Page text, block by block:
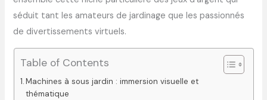
séduit tant les amateurs de jardinage que les passionnés
de divertissements virtuels.
Table of Contents
Machines à sous jardin : immersion visuelle et
thématique